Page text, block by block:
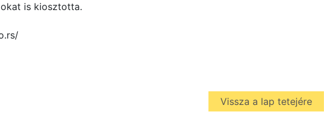
is kiosztotta.
Vissza a lap tetejére